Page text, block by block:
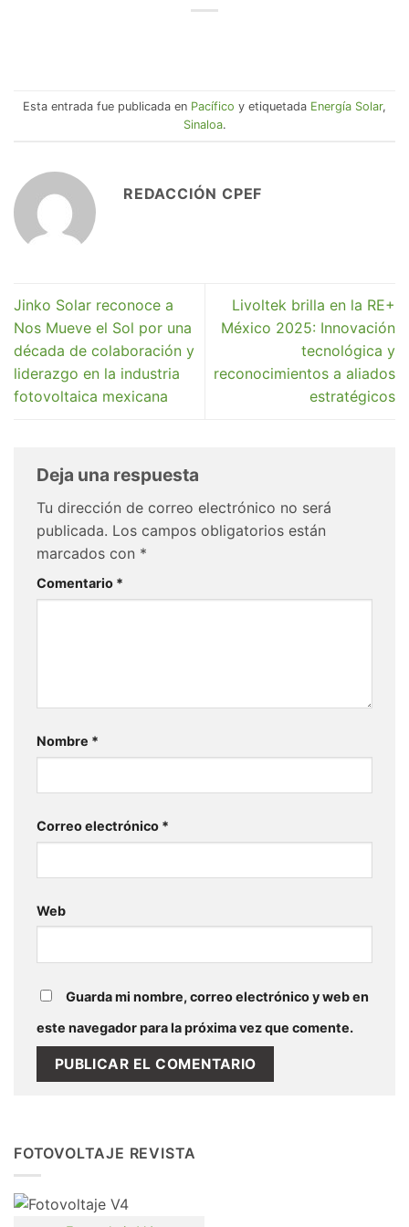
Esta entrada fue publicada en Pacífico y etiquetada Energía Solar,
Sinaloa.
REDACCIÓN CPEF
Jinko Solar reconoce a
Nos Mueve el Sol por una
década de colaboración y
liderazgo en la industria
fotovoltaica mexicana
Livoltek brilla en la RE+
México 2025: Innovación
tecnológica y
reconocimientos a aliados
estratégicos
Deja una respuesta
Tu dirección de correo electrónico no será
publicada. Los campos obligatorios están
marcados con *
Comentario *
Nombre *
Correo electrónico *
Web
Guarda mi nombre, correo electrónico y web en
este navegador para la próxima vez que comente.
FOTOVOLTAJE REVISTA